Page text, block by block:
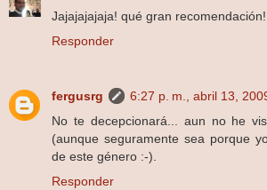
Jajajajajaja! qué gran
Responder
fergusrg
6:27 p. m., abril 13,
No te decepcionará... aun no he
(aunque seguramente sea porque
de este género :-).
Responder